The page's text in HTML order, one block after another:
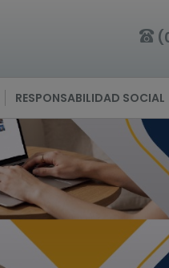
RESPONSABILIDAD SOCIAL